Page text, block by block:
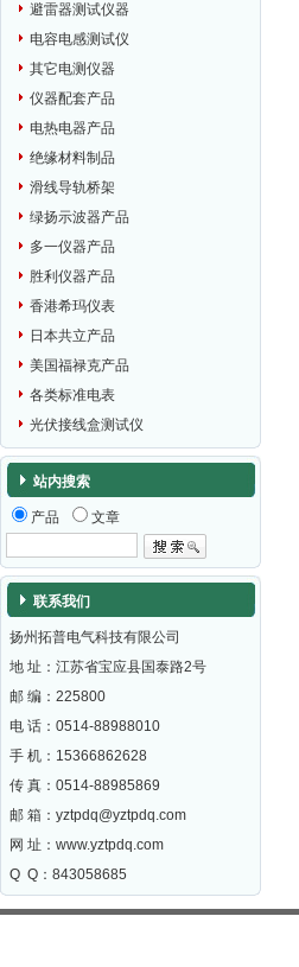
避雷器测试仪器
电容电感测试仪
其它电测仪器
仪器配套产品
电热电器产品
绝缘材料制品
滑线导轨桥架
绿扬示波器产品
多一仪器产品
胜利仪器产品
香港希玛仪表
日本共立产品
美国福禄克产品
各类标准电表
光伏接线盒测试仪
站内搜索
产品 文章
联系我们
扬州拓普电气科技有限公司
地 址：江苏省宝应县国泰路2号
邮 编： 225800
电 话：0514-88988010
手 机：15366862628
传 真：0514-88985869
邮 箱： yztpdq@yztpdq.com
网 址： www.yztpdq.com
Q Q：843058685